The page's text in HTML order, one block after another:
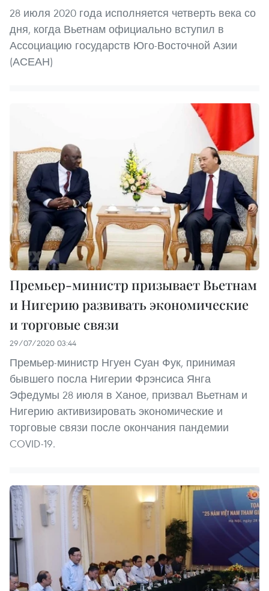
28 июля 2020 года исполняется четверть века со
дня, когда Вьетнам официально вступил в
Ассоциацию государств Юго-Восточной Азии
(АСЕАН)
Премьер-министр призывает Вьетнам
и Нигерию развивать экономические
и торговые связи
29/07/2020 03:44
Премьер-министр Нгуен Суан Фук, принимая
бывшего посла Нигерии Фрэнсиса Янга
Эфедумы 28 июля в Ханое, призвал Вьетнам и
Нигерию активизировать экономические и
торговые связи после окончания пандемии
COVID-19.